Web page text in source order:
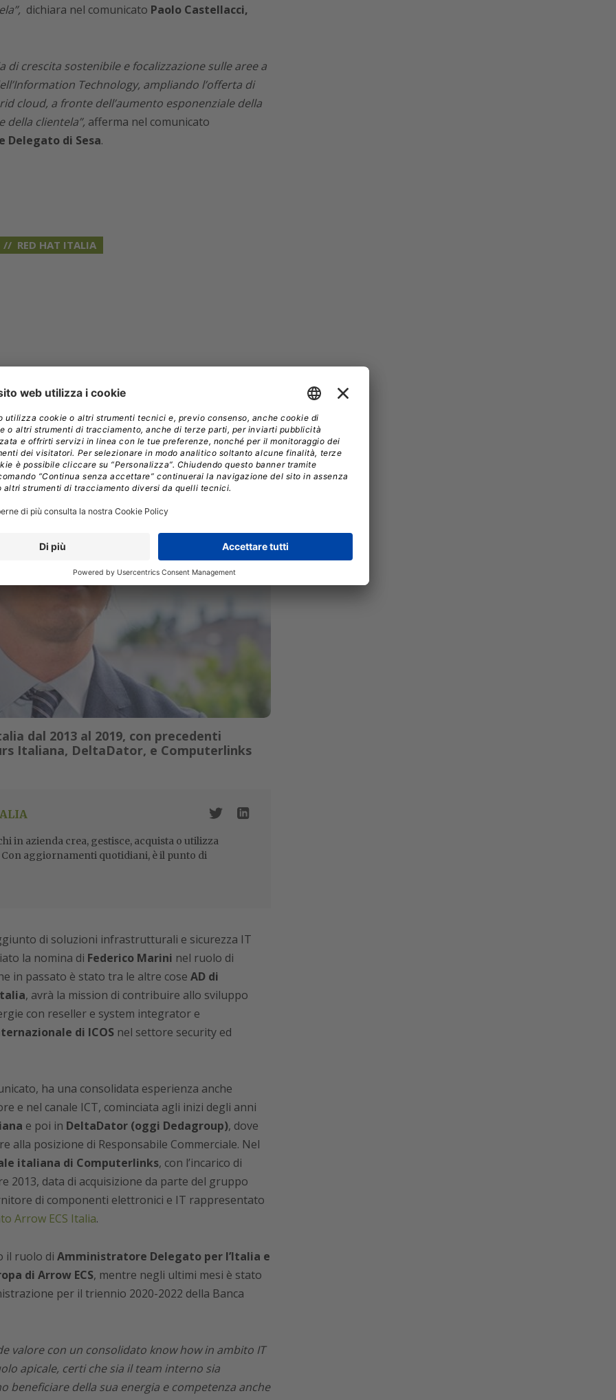
”, dichiara nel comunicato Paolo Castellacci,
di crescita sostenibile e focalizzazione sulle aree a
Technology, ampliando l’offerta di
cloud, a fronte dell’aumento esponenziale della
della clientela”, afferma nel comunicato
Delegato di Sesa.
RED HAT ITALIA
come Managing Director
dal 2013 al 2019, con precedenti
Italiana, DeltaDator, e Computerlinks
in azienda crea, gestisce, acquista o utilizza
aggiornamenti quotidiani, è il punto di
di soluzioni infrastrutturali e sicurezza IT
la nomina di Federico Marini nel ruolo di
in passato è stato tra le altre cose AD di
, avrà la mission di contribuire allo sviluppo
con reseller e system integrator e
di ICOSnel settore security ed
ha una consolidata esperienza anche
e nel canale ICT, cominciata agli inizi degli anni
e poi in DeltaDator (oggi Dedagroup), dove
alla posizione di Responsabile Commerciale. Nel
italiana di Computerlinks, con l’incarico di
data di acquisizione da parte del gruppo
di componenti elettronici e IT rappresentato
Arrow ECS Italia.
il ruolo di Amministratore Delegato per l’Italia e
di Arrow ECS, mentre negli ultimi mesi è stato
per il triennio 2020-2022 della Banca
valore con un consolidato know how in ambito IT
apicale, certi che sia il team interno sia
beneficiare della sua energia e competenza anche